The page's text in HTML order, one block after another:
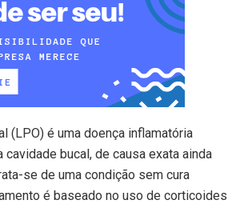
(LPO) é uma doença inflamatória
cavidade bucal, de causa exata ainda
se de uma condição sem cura
é baseado no uso de corticoides